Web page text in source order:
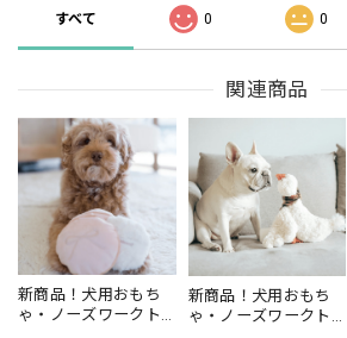
すべて 0 0
関連商品
新商品！犬用おもち
ゃ・ノーズワークト
新商品！犬用おもち
ゃ・ノーズワークト